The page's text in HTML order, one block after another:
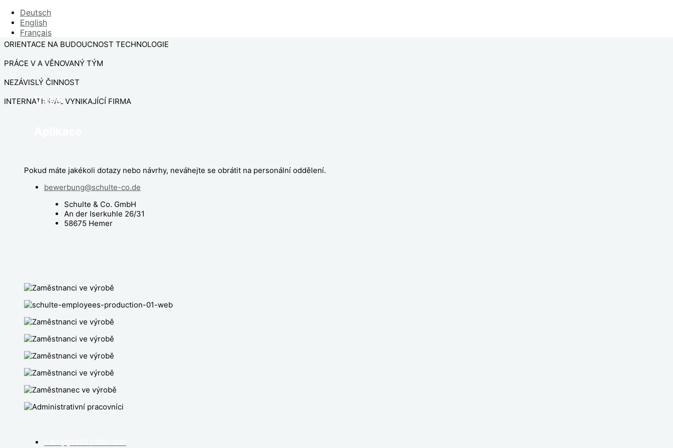
Deutsch
English
Français
ZAMĚSTNANCI BONUSOVÉ PROGRAMY
ORIENTACE NA BUDOUCNOST TECHNOLOGIE
PRÁCE V A VĚNOVANÝ TÝM
NEZÁVISLÝ ČINNOST
INTERNATIONAL VYNIKAJÍCÍ FIRMA
Vaše
Pokud máte jakékoli dotazy nebo návrhy, neváhejte se obrátit na personální oddělení.
bewerbung@schulte-co.de
Schulte & Co. GmbH
An der Iserkuhle 26/31
58675 Hemer